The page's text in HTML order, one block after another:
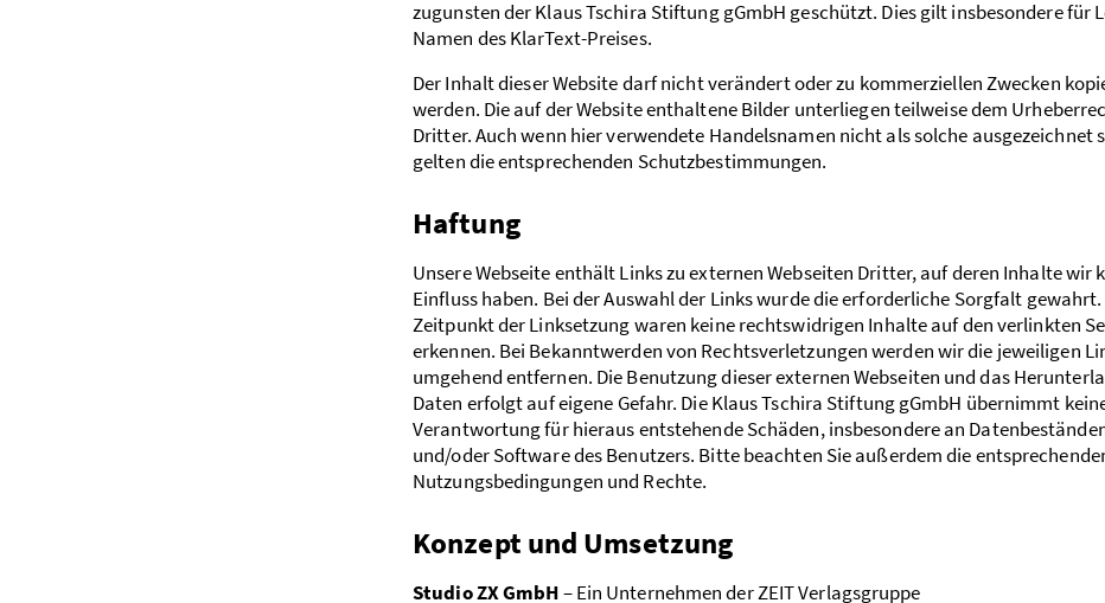
zugunsten der Klaus Tschira Stiftung gGmbH geschützt. Dies gilt insbesondere für
Namen des KlarText-Preises.
Der Inhalt dieser Website darf nicht verändert oder zu kommerziellen Zwecken
werden. Die auf der Website enthaltene Bilder unterliegen teilweise dem
Dritter. Auch wenn hier verwendete Handelsnamen nicht als solche ausgezeichnet
gelten die entsprechenden Schutzbestimmungen.
Haftung
Unsere Webseite enthält Links zu externen Webseiten Dritter, auf deren Inhalte wir
Einfluss haben. Bei der Auswahl der Links wurde die erforderliche Sorgfalt
Zeitpunkt der Linksetzung waren keine rechtswidrigen Inhalte auf den verlinkten
erkennen. Bei Bekanntwerden von Rechtsverletzungen werden wir die jeweiligen
umgehend entfernen. Die Benutzung dieser externen Webseiten und das
Daten erfolgt auf eigene Gefahr. Die Klaus Tschira Stiftung gGmbH übernimmt
Verantwortung für hieraus entstehende Schäden, insbesondere an
und/oder Software des Benutzers. Bitte beachten Sie außerdem die
Nutzungsbedingungen und Rechte.
Konzept und Umsetzung
Studio ZX GmbH– Ein Unternehmen der ZEIT Verlagsgruppe